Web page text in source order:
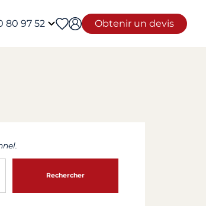
80 97 52 Obtenir un devis
Rechercher